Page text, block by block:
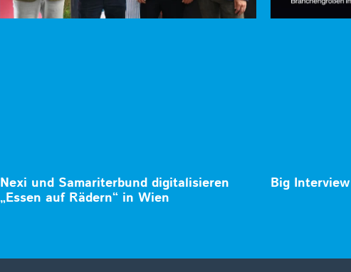
Nexi und Samariterbund digitalisieren
„Essen auf Rädern“ in Wien
Big